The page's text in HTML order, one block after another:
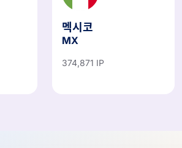
멕시코
MX
374,871 IP